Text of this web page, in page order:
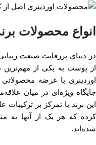
انواع محصولات
در دنیای پررقابت صنعت
از پوست به یکی از
اوردینری با عرضه
جایگاه ویژه‌ای در میان
این برند با تمرکز بر
کرده که هر یک از آنها
شده‌اند.